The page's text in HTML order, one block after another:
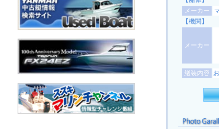
メーカー
【機関】
メーカー
艤装内容